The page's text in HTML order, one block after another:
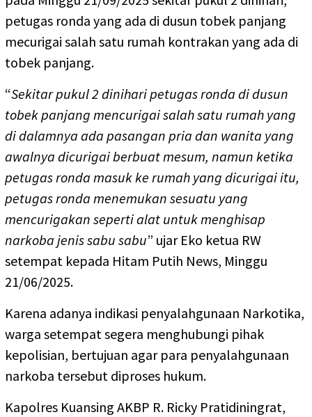
petugas ronda yang ada di dusun tobek panjang
mecurigai salah satu rumah kontrakan yang ada di
tobek panjang.
“Sekitar pukul 2 dinihari petugas ronda di dusun
tobek panjang mencurigai salah satu rumah yang
di dalamnya ada pasangan pria dan wanita yang
awalnya dicurigai berbuat mesum, namun ketika
petugas ronda masuk ke rumah yang dicurigai itu,
petugas ronda menemukan sesuatu yang
mencurigakan seperti alat untuk menghisap
narkoba jenis sabu sabu” ujar Eko ketua RW
setempat kepada Hitam Putih News, Minggu
21/06/2025.
Karena adanya indikasi penyalahgunaan Narkotika,
warga setempat segera menghubungi pihak
kepolisian, bertujuan agar para penyalahgunaan
narkoba tersebut diproses hukum.
Kapolres Kuansing AKBP R. Ricky Pratidiningrat,